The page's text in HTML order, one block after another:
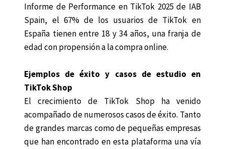
Informe de Performance en TikTok 2025 de IAB
Spain, el 67% de los usuarios de TikTok en
España tienen entre 18 y 34 años, una franja de
edad con propensión a la compra online.
Ejemplos de éxito y casos de estudio en
TikTok Shop
El crecimiento de TikTok Shop ha venido
acompañado de numerosos casos de éxito. Tanto
de grandes marcas como de pequeñas empresas
que han encontrado en esta plataforma una vía